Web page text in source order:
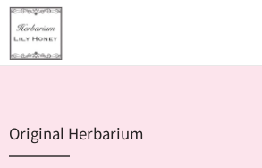
Original Herbarium